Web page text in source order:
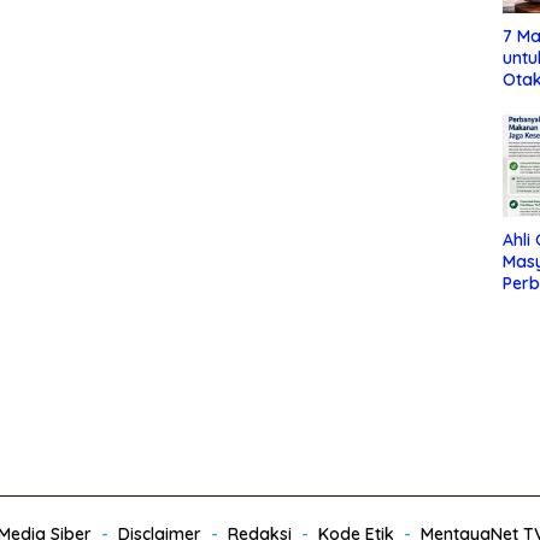
7
Ahli
Siber Disclaimer Redaksi Kode Etik MentayaNet